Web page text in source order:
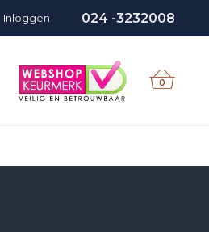
024 -3232008
Inloggen
0